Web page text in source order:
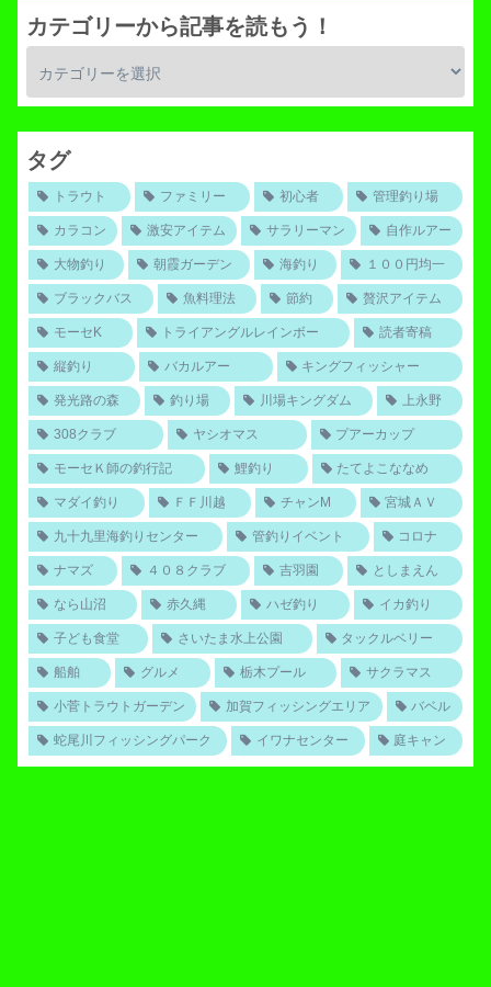
カテゴリーから記事を読もう！
タグ
トラウト ファミリー 初心者 管理釣り場
カラコン 激安アイテム サラリーマン 自作ルアー
大物釣り 朝霞ガーデン 海釣り １００円均一
ブラックバス 魚料理法 節約 贅沢アイテム
モーセK トライアングルレインボー 読者寄稿
縦釣り バカルアー キングフィッシャー
発光路の森 釣り場 川場キングダム 上永野
308クラブ ヤシオマス プアーカップ
モーセＫ師の釣行記 鯉釣り たてよこななめ
マダイ釣り ＦＦ川越 チャンM 宮城ＡＶ
九十九里海釣りセンター 管釣りイベント コロナ
ナマズ ４０８クラブ 吉羽園 としまえん
なら山沼 赤久縄 ハゼ釣り イカ釣り
子ども食堂 さいたま水上公園 タックルベリー
船舶 グルメ 栃木プール サクラマス
小菅トラウトガーデン 加賀フィッシングエリア バベル
蛇尾川フィッシングパーク イワナセンター 庭キャン